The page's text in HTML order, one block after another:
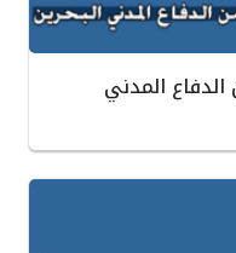
المدني